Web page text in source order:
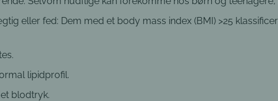
eller fed: Dem med et body mass index (BMI) >25
lipidprofil.
blodtryk.